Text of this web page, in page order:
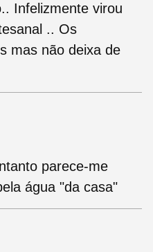
Infelizmente virou
.. Os
mas não deixa de
parece-me
água "da casa"